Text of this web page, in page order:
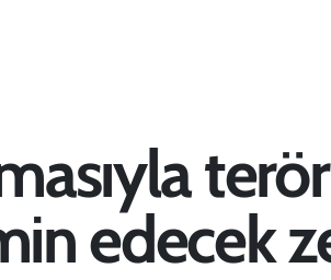
edecek